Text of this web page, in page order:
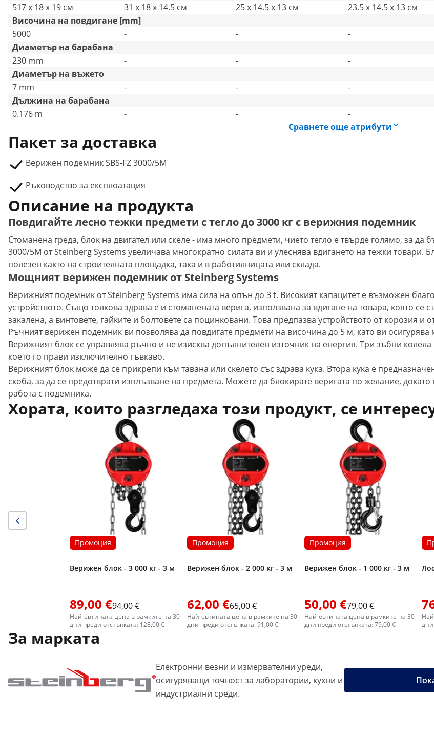
517 x 18 x 19 см
31 x 18 x 14.5 см 25 x 14.5 x 13 см 23.5 x 14.5 x 13 см
Височина на повдигане [mm]
5000
- - -
Диаметър на барабана
230 mm
- - -
Диаметър на въжето
7 mm
- - -
Дължина на барабана
0.176 m
- - -
Сравнете още атрибути
Пакет за доставка
Верижен подемник SBS-FZ 3000/5M
Ръководство за експлоатация
Описание на продукта
Повдигайте лесно тежки предмети с тегло до 3000 кг с верижния подемник
Стоманена греда, блок на двигател или скеле - има много предмети, чието тегло е твърде голямо, за да
3000/5M от Steinberg Systems увеличава многократно силата ви и улеснява вдигането на тежки товари.
полезен както на строителната площадка, така и в работилницата или склада.
Мощният верижен подемник от Steinberg Systems
Верижният подемник от Steinberg Systems има сила на опън до 3 t. Високият капацитет е възможен
устройството. Също толкова здрава е и стоманената верига, използвана за вдигане на товара, която се
закалена, а винтовете, гайките и болтовете са поцинковани. Това предпазва устройството от корозия
Ръчният верижен подемник ви позволява да повдигате предмети на височина до 5 м, като ви
Верижният блок се управлява ръчно и не изисква допълнителен източник на енергия. Три зъбни
което го прави изключително гъвкаво.
Верижният блок може да се прикрепи към тавана или скелето със здрава кука. Втора кука е
скоба, за да се предотврати изплъзване на предмета. Можете да блокирате веригата по желание,
работа с подемника.
Хората, които разгледаха този продукт, се
Промоция
Верижен блок - 3 000 кг - 3 м
89,00 €94,00 €
Най-евтината цена в рамките на 30
дни преди отстъпката: 128,00 €
Промоция
Верижен блок - 2 000 кг - 3 м
62,00 €65,00 €
Най-евтината цена в рамките на 30
дни преди отстъпката: 91,00 €
Промоция
Верижен блок - 1 000 кг - 3 м
50,00 €79,00 €
Най-евтината цена в рамките на 30
дни преди отстъпката: 79,00 €
дни
За марката
Електронни везни и измервателни уреди,
осигуряващи точност за лаборатории, кухни и
индустриални среди.